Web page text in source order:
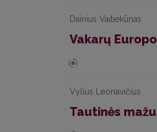
Dainius Vaitiekūnas
Vakarų
Vylius Leonavičius
Tautinės